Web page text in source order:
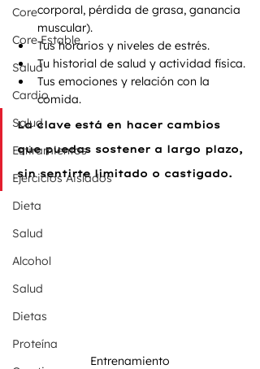
Core
Core Estable
Salud
Cardio
Salud
Estiramientos
Ejercicios Aislados
Dieta
Salud
Alcohol
Salud
Dietas
Proteína
corporal, pérdida de grasa, ganancia
muscular).
Tus horarios y niveles de estrés.
Tu historial de salud y actividad física.
Tus emociones y relación con la
comida.
La clave está en hacer cambios
que puedas sostener a largo plazo,
sin sentirte limitado o castigado.
Entrenamiento